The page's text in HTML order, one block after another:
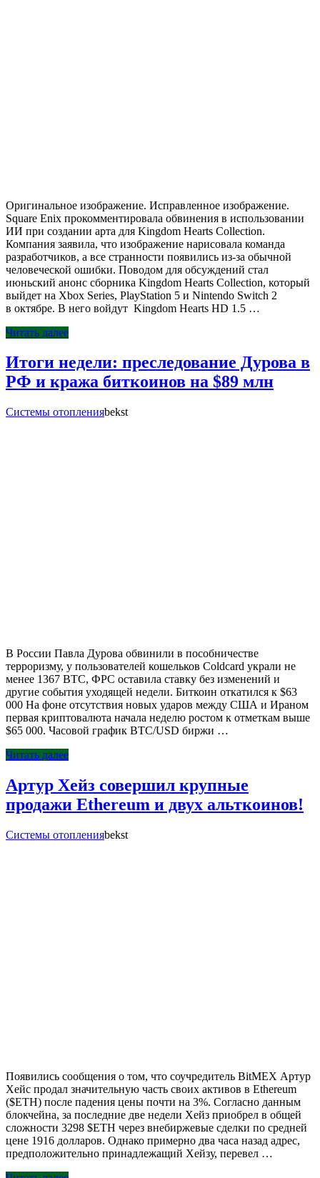
Оригинальное изображение. Исправленное изображение.
Square Enix прокомментировала обвинения в использовании
ИИ при создании арта для Kingdom Hearts Collection.
Компания заявила, что изображение нарисовала команда
разработчиков, а все странности появились из-за обычной
человеческой ошибки. Поводом для обсуждений стал
июньский анонс сборника Kingdom Hearts Collection, который
выйдет на Xbox Series, PlayStation 5 и Nintendo Switch 2
в октябре. В него войдут Kingdom Hearts HD 1.5 …
Читать далее
Итоги недели: преследование Дурова в
РФ и кража биткоинов на $89 млн
Системы отопленияbekst
В России Павла Дурова обвинили в пособничестве
терроризму, у пользователей кошельков Coldcard украли не
менее 1367 BTC, ФРС оставила ставку без изменений и
другие события уходящей недели. Биткоин откатился к $63
000 На фоне отсутствия новых ударов между США и Ираном
первая криптовалюта начала неделю ростом к отметкам выше
$65 000. Часовой график BTC/USD биржи …
Читать далее
Артур Хейз совершил крупные
продажи Ethereum и двух альткоинов!
Системы отопленияbekst
Появились сообщения о том, что соучредитель BitMEX Артур
Хейс продал значительную часть своих активов в Ethereum
($ETH) после падения цены почти на 3%. Согласно данным
блокчейна, за последние две недели Хейз приобрел в общей
сложности 3298 $ETH через внебиржевые сделки по средней
цене 1916 долларов. Однако примерно два часа назад адрес,
предположительно принадлежащий Хейзу, перевел …